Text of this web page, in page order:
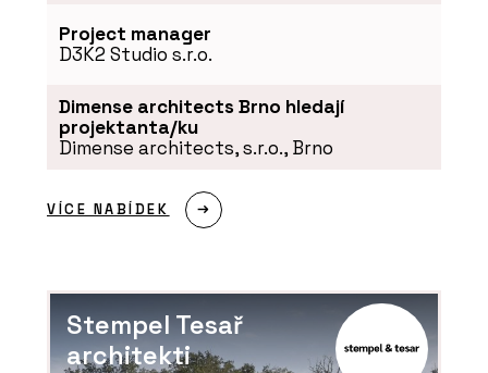
Černá perla, klenot Ostravy, ve
kterém se lidé léčí
Project manager
D3K2 Studio s.r.o.
Dimense architects Brno hledají
projektanta/ku
Dimense architects, s.r.o., Brno
VÍCE NABÍDEK
Stempel Tesař
architekti